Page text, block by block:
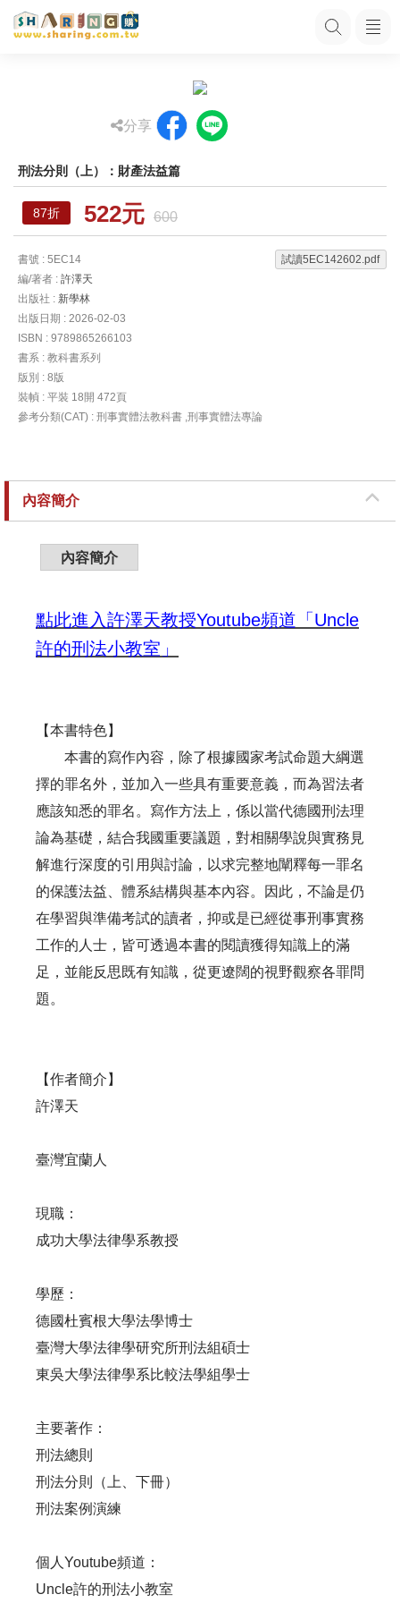
分享
刑法分則（上）：財產法益篇
87折 522元 600
書號 : 5EC14
編/著者 : 許澤天
出版社 : 新學林
出版日期 : 2026-02-03
ISBN : 9789865266103
書系 : 教科書系列
版別 : 8版
裝幀 : 平裝 18開 472頁
參考分類(CAT) : 刑事實體法教科書 ,刑事實體法專論
試讀5EC142602.pdf
內容簡介
內容簡介
點此進入許澤天教授Youtube頻道「Uncle
許的刑法小教室」
【本書特色】
本書的寫作內容，除了根據國家考試命題大綱選
擇的罪名外，並加入一些具有重要意義，而為習法者
應該知悉的罪名。寫作方法上，係以當代德國刑法理
論為基礎，結合我國重要議題，對相關學說與實務見
解進行深度的引用與討論，以求完整地闡釋每一罪名
的保護法益、體系結構與基本內容。因此，不論是仍
在學習與準備考試的讀者，抑或是已經從事刑事實務
工作的人士，皆可透過本書的閱讀獲得知識上的滿
足，並能反思既有知識，從更遼闊的視野觀察各罪問
題。
【作者簡介】
許澤天
臺灣宜蘭人
現職：
成功大學法律學系教授
學歷：
德國杜賓根大學法學博士
臺灣大學法律學研究所刑法組碩士
東吳大學法律學系比較法學組學士
主要著作：
刑法總則
刑法分則（上、下冊）
刑法案例演練
個人Youtube頻道：
Uncle許的刑法小教室